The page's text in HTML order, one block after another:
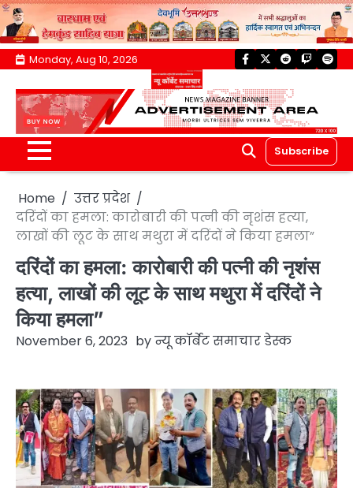
Skip
content
Monday, Aug 10, 2026 facebook
twitterreddittwitch
Subscribe
Home
उत्तर प्रदेश
दरिंदों का हमला: कारोबारी की पत्नी की नृशंस हत्या,
लाखों की लूट के साथ मथुरा में दरिंदों ने किया हमला”
दरिंदों का हमला: कारोबारी की पत्नी की नृशंस
हत्या, लाखों की लूट के साथ मथुरा में दरिंदों ने
किया हमला”
November 6, 2023 byन्यू कॉर्बेट समाचार डेस्क